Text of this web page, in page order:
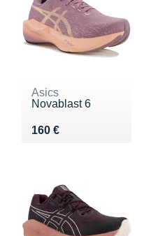
Asics
Novablast 6
160 €
Vendu 160 €